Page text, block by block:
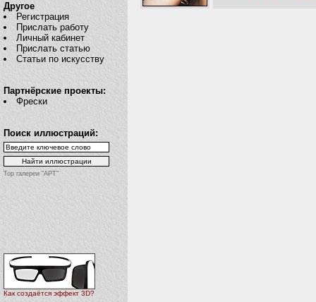
Другое
Регистрация
Прислать работу
Личный кабинет
Прислать статью
Статьи по искусству
Партнёрские проекты:
Фрески
Поиск иллюстраций:
Top галереи "АРТ"
Как создаётся эффект 3D?